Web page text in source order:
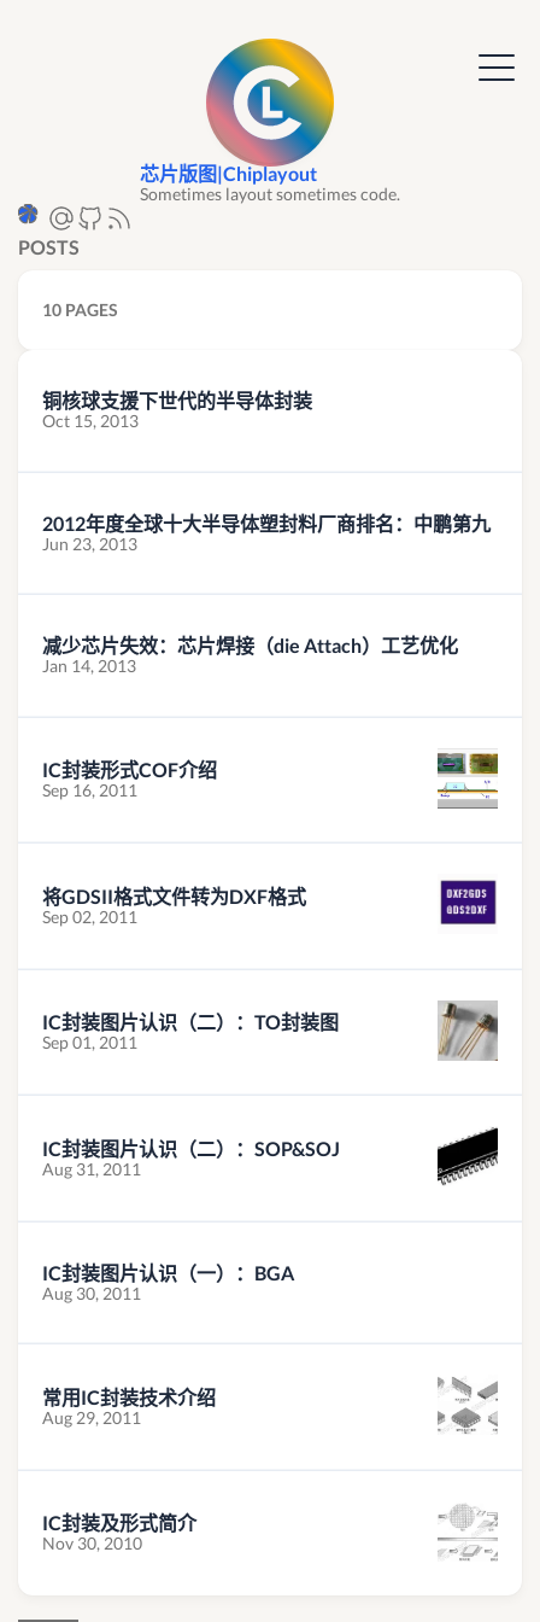
芯片版图|Chiplayout
Sometimes layout sometimes code.
POSTS
10 PAGES
铜核球支援下世代的半导体封装
Oct 15, 2013
2012年度全球十大半导体塑封料厂商排名：中鹏第九
Jun 23, 2013
减少芯片失效：芯片焊接（die Attach）工艺优化
Jan 14, 2013
IC封装形式COF介绍
Sep 16, 2011
将GDSII格式文件转为DXF格式
Sep 02, 2011
IC封装图片认识（二）：TO封装图
Sep 01, 2011
IC封装图片认识（二）：SOP&SOJ
Aug 31, 2011
IC封装图片认识（一）：BGA
Aug 30, 2011
常用IC封装技术介绍
Aug 29, 2011
IC封装及形式简介
Nov 30, 2010